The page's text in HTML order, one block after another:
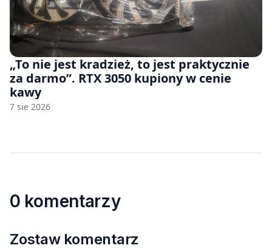
„To nie jest kradzież, to jest praktycznie
za darmo”. RTX 3050 kupiony w cenie
kawy
7 sie 2026
0 komentarzy
Zostaw komentarz